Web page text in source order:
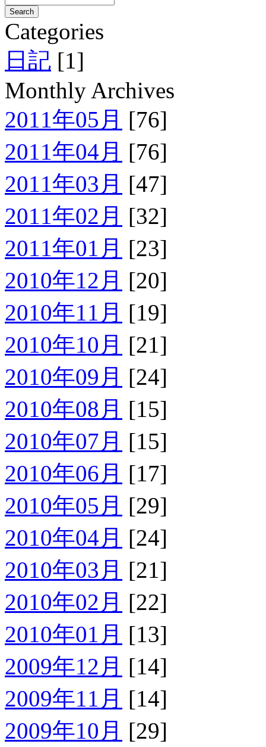
Categories
日記 [1]
Monthly Archives
2011年05月 [76]
2011年04月 [76]
2011年03月 [47]
2011年02月 [32]
2011年01月 [23]
2010年12月 [20]
2010年11月 [19]
2010年10月 [21]
2010年09月 [24]
2010年08月 [15]
2010年07月 [15]
2010年06月 [17]
2010年05月 [29]
2010年04月 [24]
2010年03月 [21]
2010年02月 [22]
2010年01月 [13]
2009年12月 [14]
2009年11月 [14]
2009年10月 [29]